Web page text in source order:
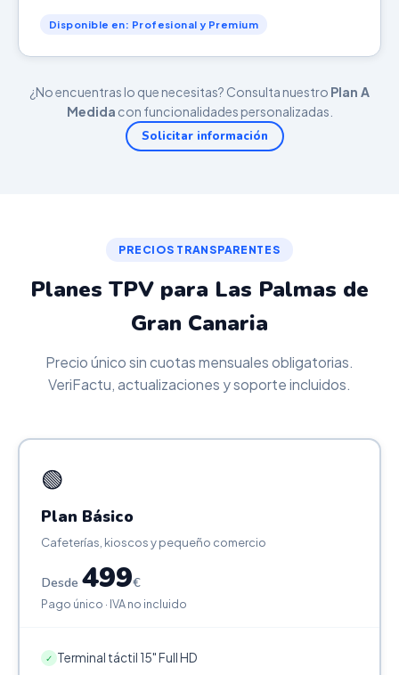
Disponible en: Profesional y Premium
¿No encuentras lo que necesitas? Consulta nuestro Plan A
Medida con funcionalidades personalizadas.
Solicitar información
PRECIOS TRANSPARENTES
Planes TPV para Las Palmas de
Gran Canaria
Precio único sin cuotas mensuales obligatorias.
VeriFactu, actualizaciones y soporte incluidos.
🟢
Plan Básico
Cafeterías, kioscos y pequeño comercio
Desde 499€
Pago único · IVA no incluido
✓ Terminal táctil 15" Full HD